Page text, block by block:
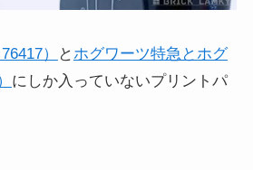
） とホグワーツ特急とホグ
にしか入っていないプリントパ